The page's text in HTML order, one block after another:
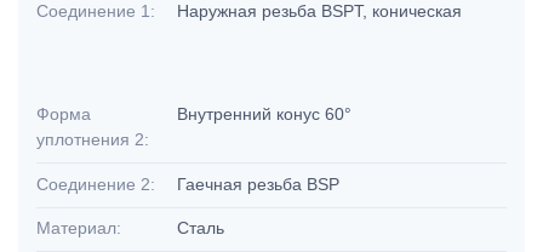
Соединение 1: Наружная резьба BSPT, коническая
Форма
уплотнения 2:
Внутренний конус 60°
Соединение 2: Гаечная резьба BSP
Материал: Сталь